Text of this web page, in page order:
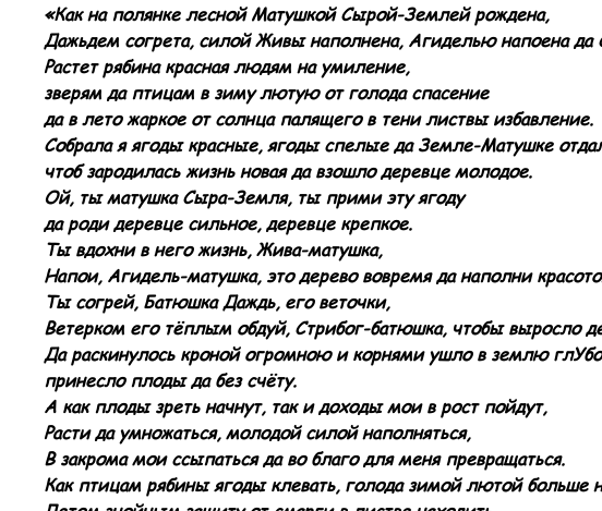
«Как на полянке лесной Матушкой Сырой-Землей рождена,
Дажьдем согрета, силой Живы наполнена, Агиделью напоена да
Растет рябина красная людям на умиление,
зверям да птицам в зиму лютую от голода спасение
да в лето жаркое от солнца палящего в тени листвы избавление.
Собрала я ягоды красные, ягоды спелые да Земле-Матушке
чтоб зародилась жизнь новая да взошло деревце молодое.
Ой, ты матушка Сыра-Земля, ты прими эту ягоду
да роди деревце сильное, деревце крепкое.
Ты вдохни в него жизнь, Жива-матушка,
Напои, Агидель-матушка, это дерево вовремя да наполни
Ты согрей, Батюшка Даждь, его веточки,
Ветерком его тёплым обдуй, Стрибог-батюшка, чтобы выросло
Да раскинулось кроной огромною и корнями ушло в землю
принесло плоды да без счёту.
А как плоды зреть начнут, так и доходы мои в рост пойдут,
Расти да умножаться, молодой силой наполняться,
В закрома мои ссыпаться да во благо для меня превращаться.
Как птицам рябины ягоды клевать, голода зимой лютой больше